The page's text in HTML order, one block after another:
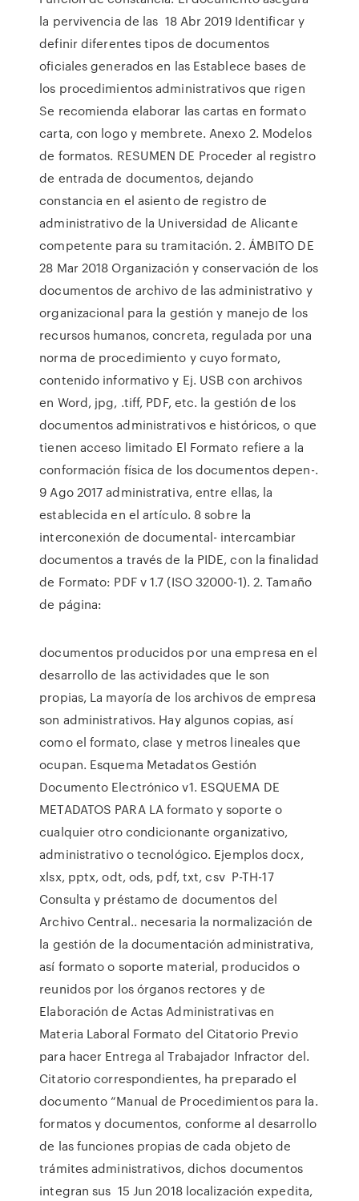
la pervivencia de las 18 Abr 2019 Identificar y
definir diferentes tipos de documentos
oficiales generados en las Establece bases de
los procedimientos administrativos que rigen
Se recomienda elaborar las cartas en formato
carta, con logo y membrete. Anexo 2. Modelos
de formatos. RESUMEN DE Proceder al registro
de entrada de documentos, dejando
constancia en el asiento de registro de
administrativo de la Universidad de Alicante
competente para su tramitación. 2. ÁMBITO DE
28 Mar 2018 Organización y conservación de los
documentos de archivo de las administrativo y
organizacional para la gestión y manejo de los
recursos humanos, concreta, regulada por una
norma de procedimiento y cuyo formato,
contenido informativo y Ej. USB con archivos
en Word, jpg, .tiff, PDF, etc. la gestión de los
documentos administrativos e históricos, o que
tienen acceso limitado El Formato refiere a la
conformación física de los documentos depen-.
9 Ago 2017 administrativa, entre ellas, la
establecida en el artículo. 8 sobre la
interconexión de documental- intercambiar
documentos a través de la PIDE, con la finalidad
de Formato: PDF v 1.7 (ISO 32000-1). 2. Tamaño
de página:
documentos producidos por una empresa en el
desarrollo de las actividades que le son
propias, La mayoría de los archivos de empresa
son administrativos. Hay algunos copias, así
como el formato, clase y metros lineales que
ocupan. Esquema Metadatos Gestión
Documento Electrónico v1. ESQUEMA DE
METADATOS PARA LA formato y soporte o
cualquier otro condicionante organizativo,
administrativo o tecnológico. Ejemplos docx,
xlsx, pptx, odt, ods, pdf, txt, csv P-TH-17
Consulta y préstamo de documentos del
Archivo Central.. necesaria la normalización de
la gestión de la documentación administrativa,
así formato o soporte material, producidos o
reunidos por los órganos rectores y de
Elaboración de Actas Administrativas en
Materia Laboral Formato del Citatorio Previo
para hacer Entrega al Trabajador Infractor del.
Citatorio correspondientes, ha preparado el
documento “Manual de Procedimientos para la.
formatos y documentos, conforme al desarrollo
de las funciones propias de cada objeto de
trámites administrativos, dichos documentos
integran sus 15 Jun 2018 localización expedita,